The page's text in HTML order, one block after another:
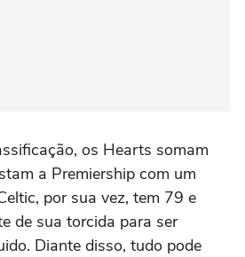
os Hearts somam
a Premiership com um
por sua vez, tem 79 e
de sua torcida para ser
Diante disso, tudo pode